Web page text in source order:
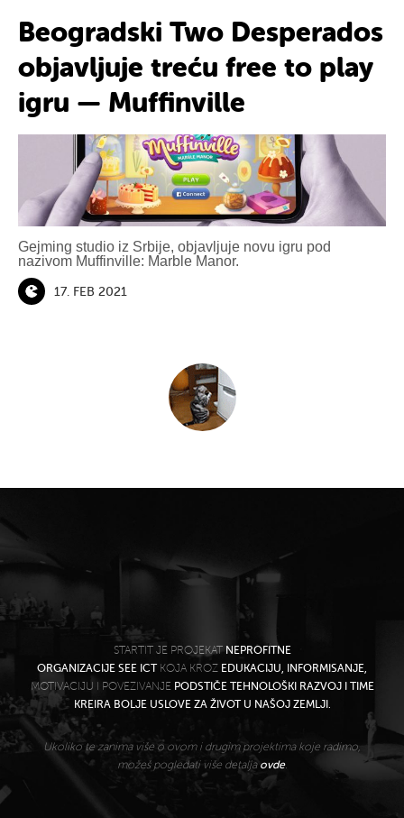
Beogradski Two Desperados
objavljuje treću free to play
igru — Muffinville
Gejming studio iz Srbije, objavljuje novu igru pod
nazivom Muffinville: Marble Manor.
17. FEB 2021
STARTIT JE PROJEKAT NEPROFITNE
ORGANIZACIJE SEE ICTKOJA KROZ EDUKACIJU, INFORMISANJE,
MOTIVACIJU I POVEZIVANJE PODSTIČE TEHNOLOŠKI RAZVOJ I TIME
KREIRA BOLJE USLOVE ZA ŽIVOT U NAŠOJ ZEMLJI.
Ukoliko te zanima više o ovom i drugim projektima koje radimo,
možeš pogledati više detalja ovde.